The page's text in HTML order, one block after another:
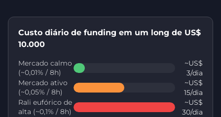
Custo diário de funding em um long de US$
10.000
Mercado calmo
(~0,01% / 8h)
~US$
3/dia
Mercado ativo
(~0,05% / 8h)
~US$
15/dia
Rali eufórico de
alta (~0,1% / 8h)
~US$
30/dia